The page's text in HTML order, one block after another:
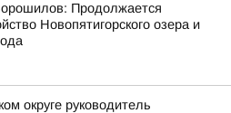
Продолжается
Новопятигорского озера и
округе руководитель